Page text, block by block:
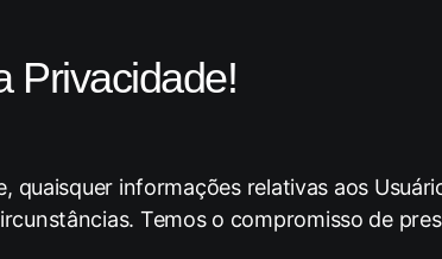
Privacidade!
quaisquer informações relativas aos
Temos o compromisso de